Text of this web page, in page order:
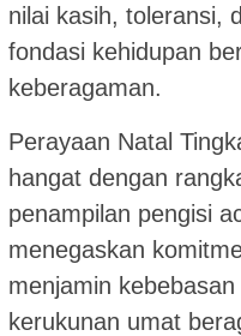
nilai kasih, toleransi,
fondasi kehidupan
keberagaman.
Perayaan Natal
hangat dengan
penampilan pengisi
menegaskan
menjamin
kerukunan umat